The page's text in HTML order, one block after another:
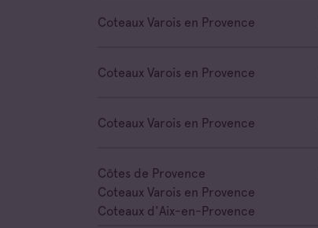
Coteaux Varois en Provence
Coteaux Varois en Provence
Coteaux Varois en Provence
Côtes de Provence
Coteaux Varois en Provence
Coteaux d'Aix-en-Provence